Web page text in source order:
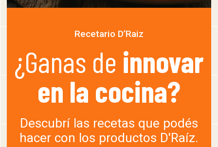
Recetario D’Raiz
¿Ganas de innovar
en la cocina?
Descubrí las recetas que podés
hacer con los productos D'Raíz.